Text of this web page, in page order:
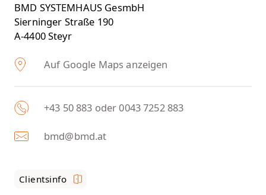
BMD SYSTEMHAUS GesmbH
Sierninger Straße 190
A-4400 Steyr
Auf Google Maps anzeigen
+43 50 883 oder 0043 7252 883
bmd@bmd.at
Clientsinfo